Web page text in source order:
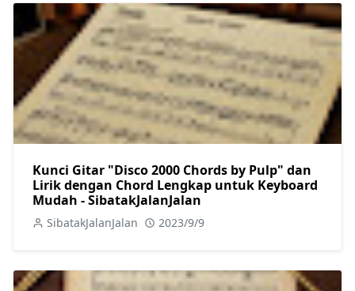
Kunci Gitar "Disco 2000 Chords by Pulp" dan
Lirik dengan Chord Lengkap untuk Keyboard
Mudah - SibatakJalanJalan
SibatakJalanJalan 2023/9/9